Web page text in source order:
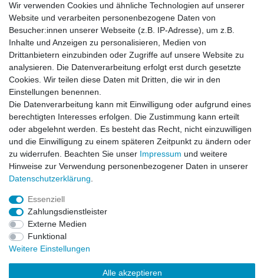
In den Warenkorb
Zahlung und Versand
Impressum Daten­schutz­erklärung AGB
Barrierefreiheitserklärung Widerrufs­recht
Vertrag widerrufen
© Copyright 2026 | Alle Rechte vorbehalten.
Wir verwenden Cookies und ähnliche Technologien auf unserer
Website und verarbeiten personenbezogene Daten von
Besucher:innen unserer Webseite (z.B. IP-Adresse), um z.B.
Inhalte und Anzeigen zu personalisieren, Medien von
Drittanbietern einzubinden oder Zugriffe auf unsere Website zu
analysieren. Die Datenverarbeitung erfolgt erst durch gesetzte
Cookies. Wir teilen diese Daten mit Dritten, die wir in den
Einstellungen benennen.
Die Datenverarbeitung kann mit Einwilligung oder aufgrund eines
berechtigten Interesses erfolgen. Die Zustimmung kann erteilt
oder abgelehnt werden. Es besteht das Recht, nicht einzuwilligen
und die Einwilligung zu einem späteren Zeitpunkt zu ändern oder
zu widerrufen. Beachten Sie unser Impressum und weitere
Hinweise zur Verwendung personenbezogener Daten in unserer
Daten­schutz­erklärung
Essenziell
Zahlungsdienstleister
Externe Medien
Funktional
Weitere Einstellungen
Alle akzeptieren